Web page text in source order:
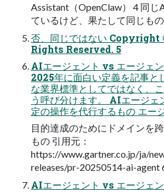
Assistant（OpenClaw） 4 同
ているけど、果たして同じも
否、同じではない
Rights Reserved. 5
AIエージェント vs エージェ
2025年に面白い定義を記事と
な業界標準としてではなく、
う呼び分けます。 AIエージェ
定の操作を代行するもの エー
目的達成のためにドメインを
もの 引用元：
https://www.gartner.co.jp/ja/
releases/pr-20250514-ai-agent
AIエージェント vs エージェ